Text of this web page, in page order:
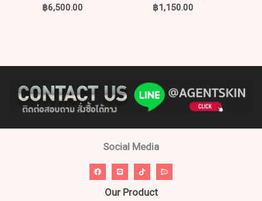
฿6,500.00 ฿1,150.00
Social Media
Our Product